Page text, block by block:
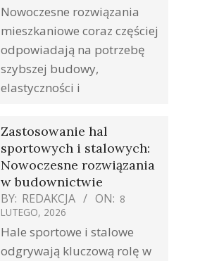
Nowoczesne rozwiązania
mieszkaniowe coraz częściej
odpowiadają na potrzebę
szybszej budowy,
elastyczności i
Zastosowanie hal
sportowych i stalowych:
Nowoczesne rozwiązania
w budownictwie
BY: REDAKCJA ON: 8
LUTEGO, 2026
Hale sportowe i stalowe
odgrywają kluczową rolę w